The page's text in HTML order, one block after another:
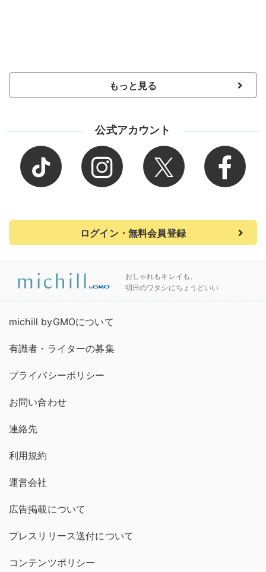
もっと見る
公式アカウント
ログイン・無料会員登録
おしゃれもキレイも、
明日のワタシにちょうどいい
michill byGMOについて
有識者・ライターの募集
プライバシーポリシー
お問い合わせ
連絡先
利用規約
運営会社
広告掲載について
プレスリリース送付について
コンテンツポリシー